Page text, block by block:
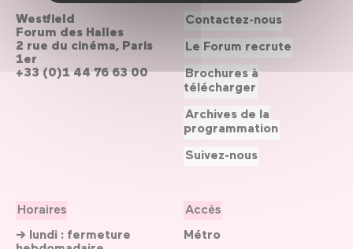
Westfield
Forum des Halles
2 rue du cinéma, Paris
1er
+33 (0)1 44 76 63 00
Horaires
→ lundi : fermeture
Accès
Métro
Contactez-nous
Le Forum recrute
Brochures à
télécharger
Archives de la
programmation
Suivez-nous